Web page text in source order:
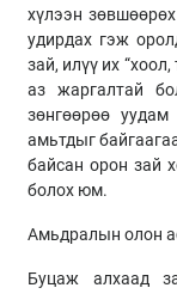
хүлээн
удирдах гэж
зай, илүү их
аз жаргалтай
зөнгөөрөө
амьтдыг
байсан орон зай
болох юм.
Амьдралын олон
Буцаж алхаад